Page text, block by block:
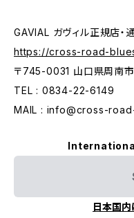
GAVIAL ガヴィル正規店
https://cross-road-
〒745-0031 山口県周南
TEL : 0834-22-6149
MAIL : info@cross-
日本国